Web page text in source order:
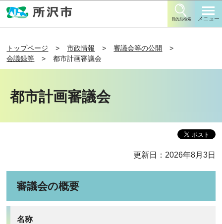
目的別検索 メニュー
トップページ 市政情報
審議会等の公開
会議録等
都市計画審議会
都市計画審議会
更新日：2026年8月3日
審議会の概要
名称